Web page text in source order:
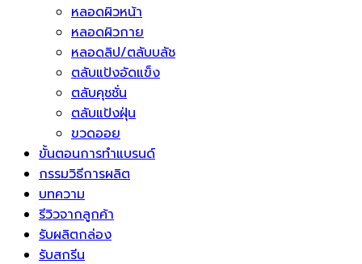
หลอดผิวหน้า
หลอดผิวกาย
หลอดลิป/ตลับบลัช
ตลับแป้งอัดแข็ง
ตลับคุชชั่น
ตลับแป้งฝุ่น
ขวดออย
ขั้นตอนการทำแบรนด์
กรรมวิธีการผลิต
บทความ
รีวิวจากลูกค้า
รับผลิตกล่อง
รับสกรีน